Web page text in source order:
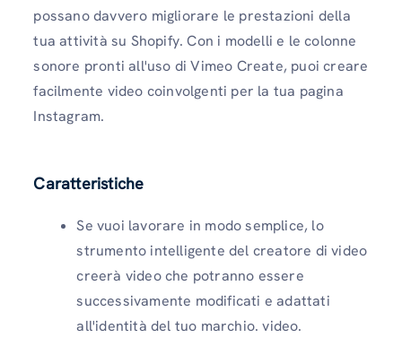
possano davvero migliorare le prestazioni della
tua attività su Shopify. Con i modelli e le colonne
sonore pronti all'uso di Vimeo Create, puoi creare
facilmente video coinvolgenti per la tua pagina
Instagram.
Caratteristiche
Se vuoi lavorare in modo semplice, lo
strumento intelligente del creatore di video
creerà video che potranno essere
successivamente modificati e adattati
all'identità del tuo marchio. video.